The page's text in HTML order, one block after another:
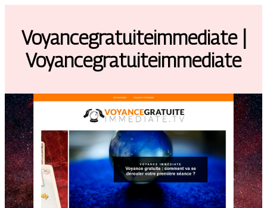
Voyan­cegratuiteim­media­te |
Voyan­cegratuiteim­media­te